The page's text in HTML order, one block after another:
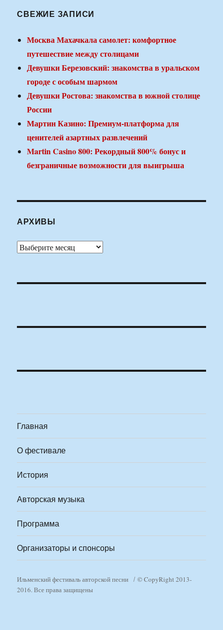
СВЕЖИЕ ЗАПИСИ
Москва Махачкала самолет: комфортное
путешествие между столицами
Девушки Березовский: знакомства в уральском
городе с особым шармом
Девушки Ростова: знакомства в южной столице
России
Мартин Казино: Премиум-платформа для
ценителей азартных развлечений
Martin Casino 800: Рекордный 800% бонус и
безграничные возможности для выигрыша
АРХИВЫ
Архивы
Главная
О фестивале
История
Авторская музыка
Программа
Организаторы и спонсоры
Ильменский фестиваль авторской песни
© CopyRight 2013-
2016. Все права защищены